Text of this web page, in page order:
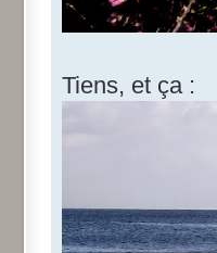
Tiens, et ça :